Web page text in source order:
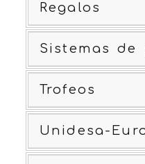
Regalos
Sistemas de
Trofeos
Unidesa-